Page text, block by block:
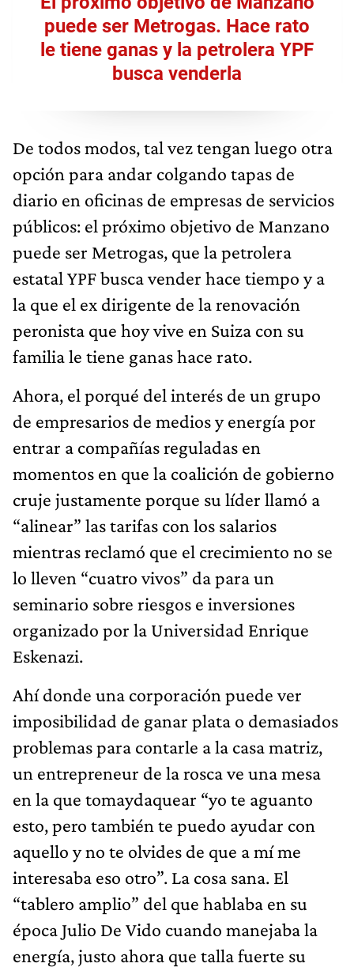
puede ser Metrogas. Hace rato
le tiene ganas y la petrolera YPF
busca venderla
De todos modos, tal vez tengan luego otra
opción para andar colgando tapas de
diario en oficinas de empresas de servicios
públicos: el próximo objetivo de Manzano
puede ser Metrogas, que la petrolera
estatal YPF busca vender hace tiempo y a
la que el ex dirigente de la renovación
peronista que hoy vive en Suiza con su
familia le tiene ganas hace rato.
Ahora, el porqué del interés de un grupo
de empresarios de medios y energía por
entrar a compañías reguladas en
momentos en que la coalición de gobierno
cruje justamente porque su líder llamó a
“alinear” las tarifas con los salarios
mientras reclamó que el crecimiento no se
lo lleven “cuatro vivos” da para un
seminario sobre riesgos e inversiones
organizado por la Universidad Enrique
Eskenazi.
Ahí donde una corporación puede ver
imposibilidad de ganar plata o demasiados
problemas para contarle a la casa matriz,
un entrepreneur de la rosca ve una mesa
en la que tomaydaquear “yo te aguanto
esto, pero también te puedo ayudar con
aquello y no te olvides de que a mí me
interesaba eso otro”. La cosa sana. El
“tablero amplio” del que hablaba en su
época Julio De Vido cuando manejaba la
energía, justo ahora que talla fuerte su